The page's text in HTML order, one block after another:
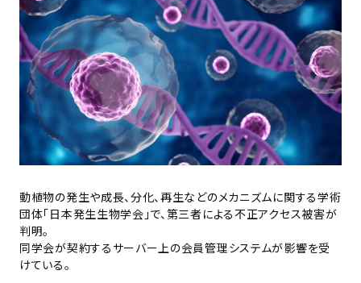
動植物の発生や成長、分化、再生などのメカニズムに関する学術
団体「日本発生生物学会」で、第三者による不正アクセス被害が
判明。
同学会が契約するサーバー上の会員管理システムが影響を受
けている。